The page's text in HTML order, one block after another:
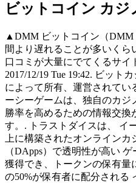
ビットコイン カジ
▲DMM ビットコイン（DMM
間より遅れることが多いく
口コミが大量にでてくるサイ
2017/12/19 Tue 19:42. ビット
によって所有、運営されてい
ーシーゲームは、独自のカジ
勝率を高めるための情報交換
す。. トラストダイスは、 イ
上に構築されたオンライン
（DApps）で透明性が高い
獲得でき、トークンの保有量
の50%が保有者に配分される